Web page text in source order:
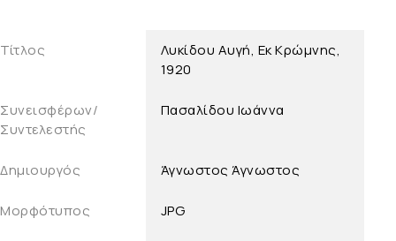
Τίτλος
Λυκίδου Αυγή, Εκ Κρώμνης,
1920
Συνεισφέρων/
Συντελεστής
Πασαλίδου Ιωάννα
Δημιουργός Άγνωστος Άγνωστος
Μορφότυπος JPG